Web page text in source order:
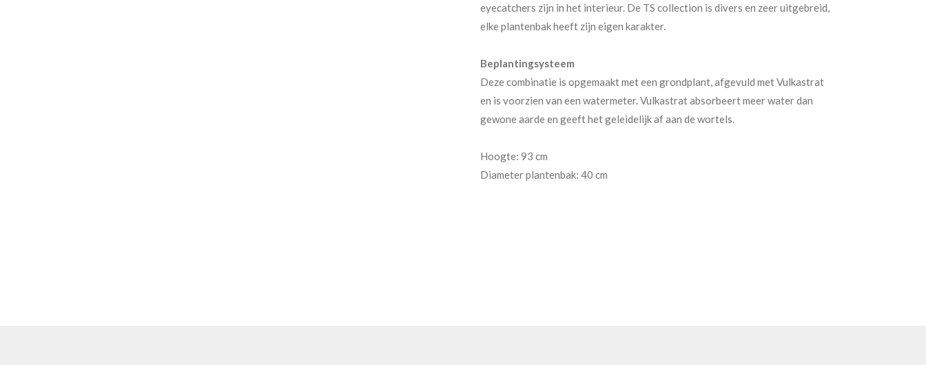
eyecatchers zijn in het interieur. De TS collection is divers en zeer uitgebreid,
elke plantenbak heeft zijn eigen karakter.
Beplantingsysteem
Deze combinatie is opgemaakt met een grondplant, afgevuld met Vulkastrat
en is voorzien van een watermeter. Vulkastrat absorbeert meer water dan
gewone aarde en geeft het geleidelijk af aan de wortels.
Hoogte: 93 cm
Diameter plantenbak: 40 cm